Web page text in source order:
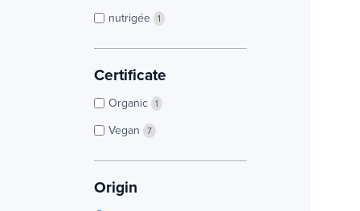
nutrigée 1
Certificate
Organic 1
Vegan 7
Origin